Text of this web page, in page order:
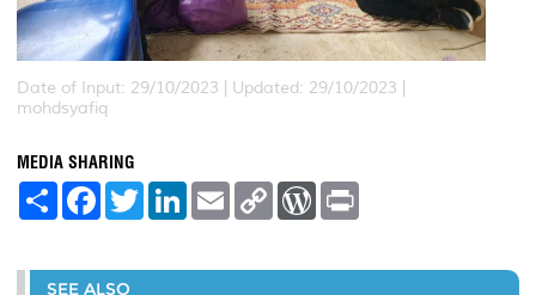
Date of Input: 29/10/2023 | Updated: 29/10/2023 |
mohdsyafiq
MEDIA SHARING
S
e
F
a
b
o
T
w
t
L
e
E
m
l
C
L
W
P
t
SEE ALSO